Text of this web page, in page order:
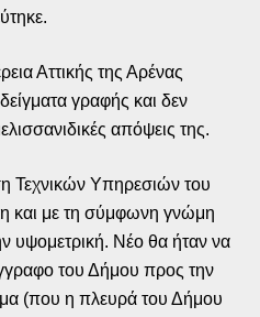
Αττικής της Αρένας
γραφής και δεν
απόψεις της.
Τεχνικών Υπηρεσιών του
και με τη σύμφωνη γνώμη
υψομετρική. Νέο θα ήταν να
του Δήμου προς την
(που η πλευρά του Δήμου